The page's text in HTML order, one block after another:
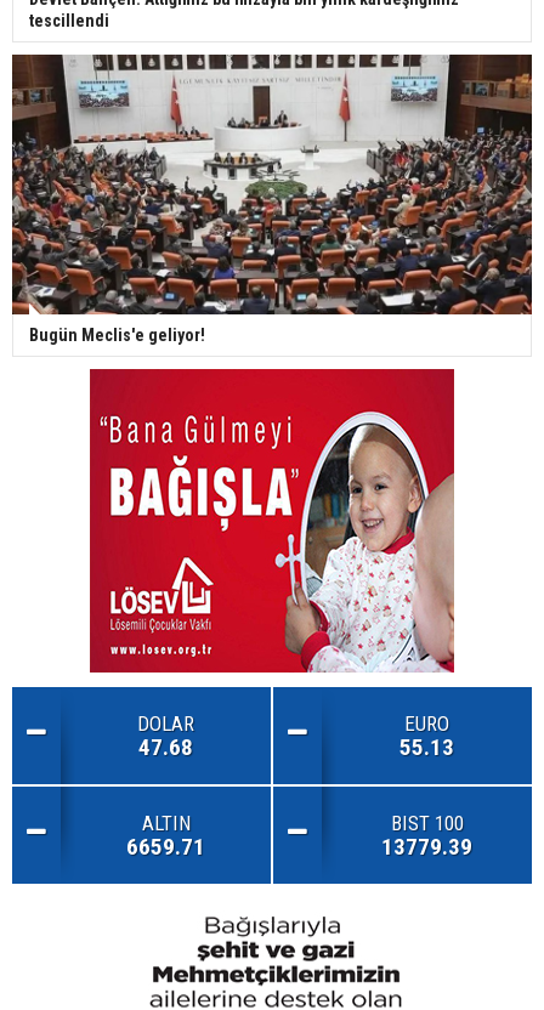
tescillendi
Bugün Meclis'e geliyor!
DOLAR
47.68
EURO
55.13
ALTIN
6659.71
BIST 100
13779.39